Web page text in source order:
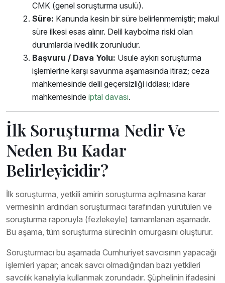
CMK (genel soruşturma usulü).
Süre: Kanunda kesin bir süre belirlenmemiştir; makul
süre ilkesi esas alınır. Delil kaybolma riski olan
durumlarda ivedilik zorunludur.
Başvuru / Dava Yolu: Usule aykırı soruşturma
işlemlerine karşı savunma aşamasında itiraz; ceza
mahkemesinde delil geçersizliği iddiası; idare
mahkemesinde iptal davası.
İlk Soruşturma Nedir Ve
Neden Bu Kadar
Belirleyicidir?
İlk soruşturma, yetkili amirin soruşturma açılmasına karar
vermesinin ardından soruşturmacı tarafından yürütülen ve
soruşturma raporuyla (fezlekeyle) tamamlanan aşamadır.
Bu aşama, tüm soruşturma sürecinin omurgasını oluşturur.
Soruşturmacı bu aşamada Cumhuriyet savcısının yapacağı
işlemleri yapar; ancak savcı olmadığından bazı yetkileri
savcılık kanalıyla kullanmak zorundadır. Şüphelinin ifadesini